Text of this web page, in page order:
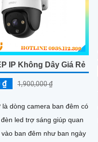
IP Không Dây Giá Rẻ
₫ 1,900,000 ₫
là dòng camera ban đêm có
led trợ sáng giúp quan
ban đêm như ban ngày